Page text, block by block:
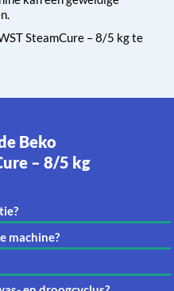
SteamCure – 8/5 kg te
– 8/5 kg
machine?